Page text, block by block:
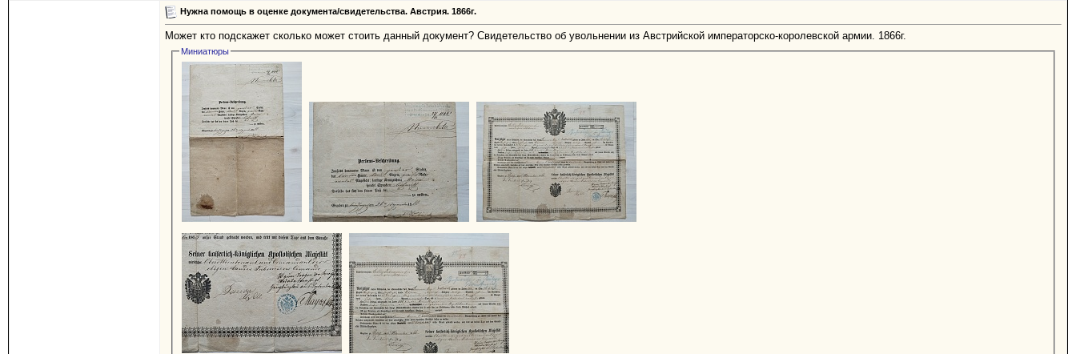
Нужна помощь в оценке документа/свидетельства. Австрия. 1866г.
Может кто подскажет сколько может стоить данный документ? Свидетельство об увольнении из Австрийской императорско-королевской армии. 1866г.
Миниатюры